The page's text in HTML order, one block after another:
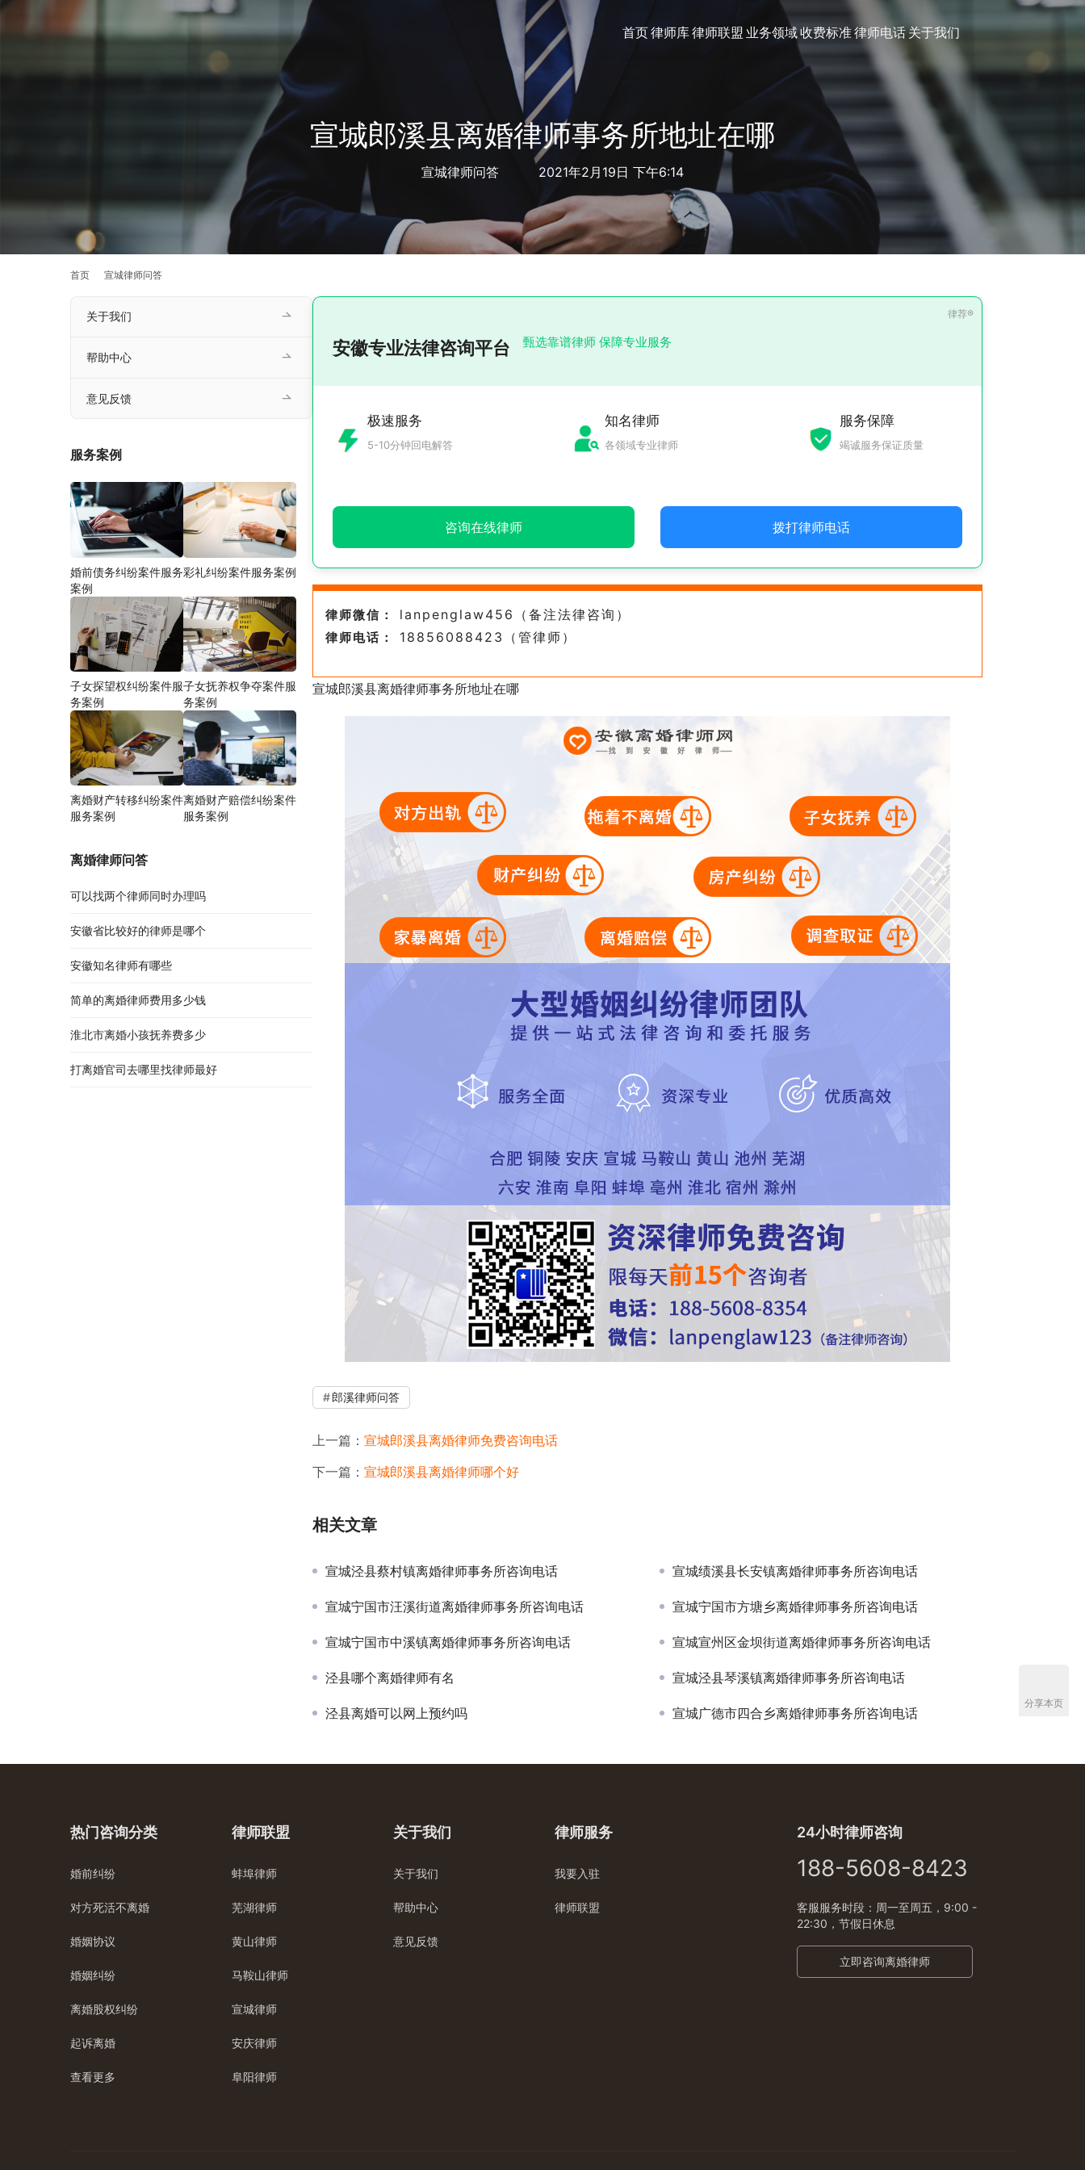
首页律师库律师联盟 业务领域收费标准律师电话关于我们
宣城郎溪县离婚律师事务所地址在哪
宣城律师问答 2021年2月19日 下午6:14
首页 宣城律师问答
安徽专业法律咨询平台 甄选靠谱律师 保障专业服务
极速服务
5-10分钟回电解答
知名律师
各领域专业律师
服务保障
竭诚服务保证质量
咨询在线律师 拨打律师电话
律师微信： lanpenglaw456（备注法律咨询）
律师电话： 18856088423（管律师）
宣城郎溪县离婚律师事务所地址在哪
郎溪律师问答
上一篇： 宣城郎溪县离婚律师免费咨询电话
下一篇： 宣城郎溪县离婚律师哪个好
相关文章
宣城泾县蔡村镇离婚律师事务所咨询电话 宣城绩溪县长安镇离婚律师事务所咨询电话
宣城宁国市汪溪街道离婚律师事务所咨询电话 宣城宁国市方塘乡离婚律师事务所咨询电话
宣城宁国市中溪镇离婚律师事务所咨询电话 宣城宣州区金坝街道离婚律师事务所咨询电话
泾县哪个离婚律师有名 宣城泾县琴溪镇离婚律师事务所咨询电话
泾县离婚可以网上预约吗 宣城广德市四合乡离婚律师事务所咨询电话
关于我们
帮助中心
意见反馈
服务案例
婚前债务纠纷案件服务
案例
彩礼纠纷案件服务案例
子女探望权纠纷案件服
务案例
子女抚养权争夺案件服
务案例
离婚财产转移纠纷案件
服务案例
离婚财产赔偿纠纷案件
服务案例
离婚律师问答
可以找两个律师同时办理吗
安徽省比较好的律师是哪个
安徽知名律师有哪些
简单的离婚律师费用多少钱
淮北市离婚小孩抚养费多少
打离婚官司去哪里找律师最好
热门咨询分类
婚前纠纷
对方死活不离婚
婚姻协议
婚姻纠纷
离婚股权纠纷
起诉离婚
查看更多
律师联盟
蚌埠律师
芜湖律师
黄山律师
马鞍山律师
宣城律师
安庆律师
阜阳律师
关于我们
关于我们
帮助中心
意见反馈
律师服务
我要入驻
律师联盟
24小时律师咨询
188-5608-8423
客服服务时段：周一至周五，9:00 -
22:30，节假日休息
立即咨询离婚律师
分享本页